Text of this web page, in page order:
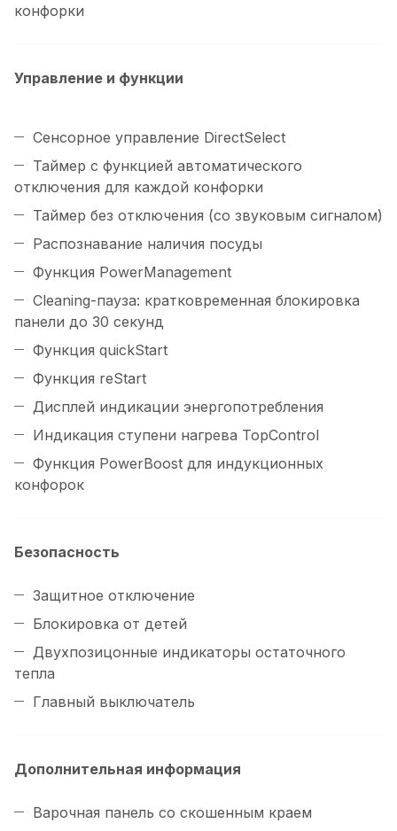
конфорки
Управление и функции
Сенсорное управление DirectSelect
Таймер с функцией автоматического
отключения для каждой конфорки
Таймер без отключения (со звуковым сигналом)
Распознавание наличия посуды
Функция PowerManagement
Cleaning-пауза: кратковременная блокировка
панели до 30 секунд
Функция quickStart
Функция reStart
Дисплей индикации энергопотребления
Индикация ступени нагрева TopControl
Функция PowerBoost для индукционных
конфорок
Безопасность
Защитное отключение
Блокировка от детей
Двухпозицонные индикаторы остаточного
тепла
Главный выключатель
Дополнительная информация
Варочная панель со скошенным краем